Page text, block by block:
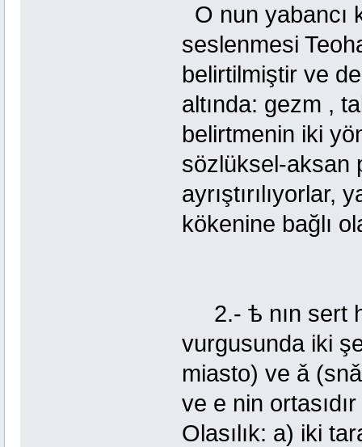
O nun yabancı
seslenmesi
belirtilmiştir ve
altında: gezm ,
belirtmenin iki
sözlüksel-aksan
ayrıştırılıyorlar,
kökenine bağlı
2.- ѣ nın sert
vurgusunda iki
miasto) ve ǎ
ve е nin
Olasılık: a) iki